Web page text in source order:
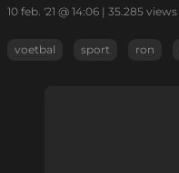
10 feb. '21 @ 14:06 | 35.285 views
voetbal sport ron